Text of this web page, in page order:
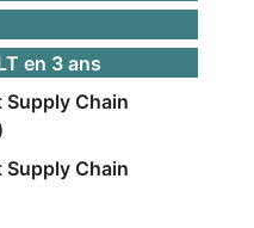
en 3 ans
Chain
Chain